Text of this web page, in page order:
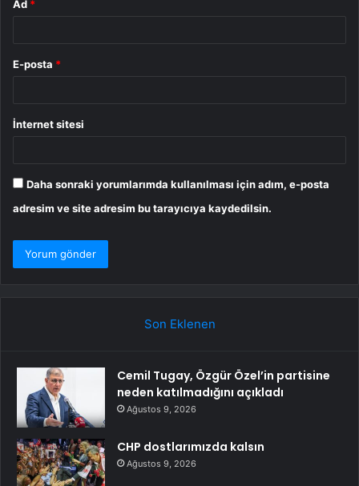
Ad *
E-posta *
İnternet sitesi
Daha sonraki yorumlarımda kullanılması için adım, e-posta
adresim ve site adresim bu tarayıcıya kaydedilsin.
Son Eklenen
Cemil Tugay, Özgür Özel’in partisine
neden katılmadığını açıkladı
Ağustos 9, 2026
CHP dostlarımızda kalsın
Ağustos 9, 2026